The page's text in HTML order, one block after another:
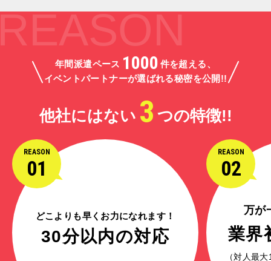
年間派遣ペース 1000 件を超える、
イベントパートナーが選ばれる秘密を公開!!
他社にはない 3 つの特徴!!
REASON
01
どこよりも早くお力になれます！
30分以内の対応
REASON
02
万が
業界
（対人最